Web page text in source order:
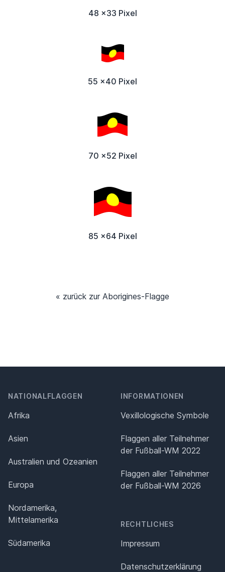
48 x33 Pixel
55 x40 Pixel
70 x52 Pixel
85 x64 Pixel
« zurück zur Aborigines-Flagge
NATIONALFLAGGEN
Afrika
Asien
Australien und Ozeanien
Europa
Nordamerika,
Mittelamerika
Südamerika
INFORMATIONEN
Vexillologische Symbole
Flaggen aller Teilnehmer
der Fußball-WM 2022
Flaggen aller Teilnehmer
der Fußball-WM 2026
RECHTLICHES
Impressum
Datenschutz­erklärung